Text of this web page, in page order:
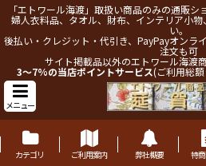
「エトワール海渡」取扱い商品のみの通販シ
婦人衣料品、タオル、財布、インテリア小
い。
後払い・クレジット・代引き、PayPayオンラ
注文も可
サイト掲載品以外のエトワール海渡
3～7%の当店ポイントサービス(ご利用総
メニュー
カテゴリ ご利用案内 弊社概要 特